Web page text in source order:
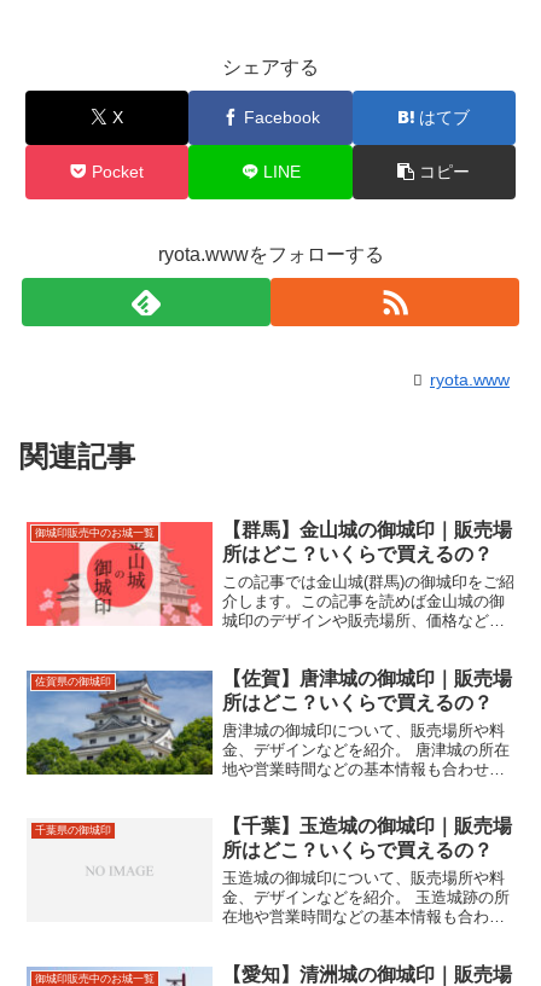
シェアする
X Facebook はてブ
Pocket LINE コピー
ryota.wwwをフォローする
ryota.www
関連記事
御城印販売中のお城一覧
【群馬】金山城の御城印｜販売場
所はどこ？いくらで買えるの？
この記事では金山城(群馬)の御城印をご紹
介します。この記事を読めば金山城の御
城印のデザインや販売場所、価格などが
の際にお役立てください。
佐賀県の御城印
【佐賀】唐津城の御城印｜販売場
所はどこ？いくらで買えるの？
唐津城の御城印について、販売場所や料
金、デザインなどを紹介。 唐津城の所在
地や営業時間などの基本情報も合わせて
千葉県の御城印
【千葉】玉造城の御城印｜販売場
所はどこ？いくらで買えるの？
玉造城の御城印について、販売場所や料
金、デザインなどを紹介。 玉造城跡の所
在地や営業時間などの基本情報も合わせ
御城印販売中のお城一覧
【愛知】清洲城の御城印｜販売場